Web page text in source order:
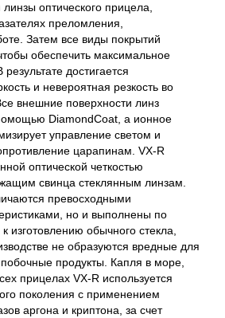
оптического прицела,
преломления,
Затем все виды покрытий
обеспечить максимальное
достигается
и невероятная резкость во
внешние поверхности линз
DiamondCoat, а ионное
управление светом и
царапинам. VX-R
оптической четкостью
свинца стеклянным линзам.
превосходными
но и выполнены по
изготовлению обычного стекла,
не образуются вредные для
продукты. Капля в море,
прицелах VX-R используется
поколения с применением
аргона и криптона, за счет